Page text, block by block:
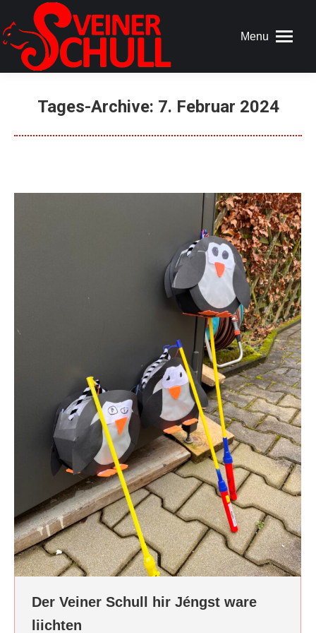
Menu
Tages-Archive: 7. Februar 2024
Der Veiner Schull hir Jéngst ware
liichten